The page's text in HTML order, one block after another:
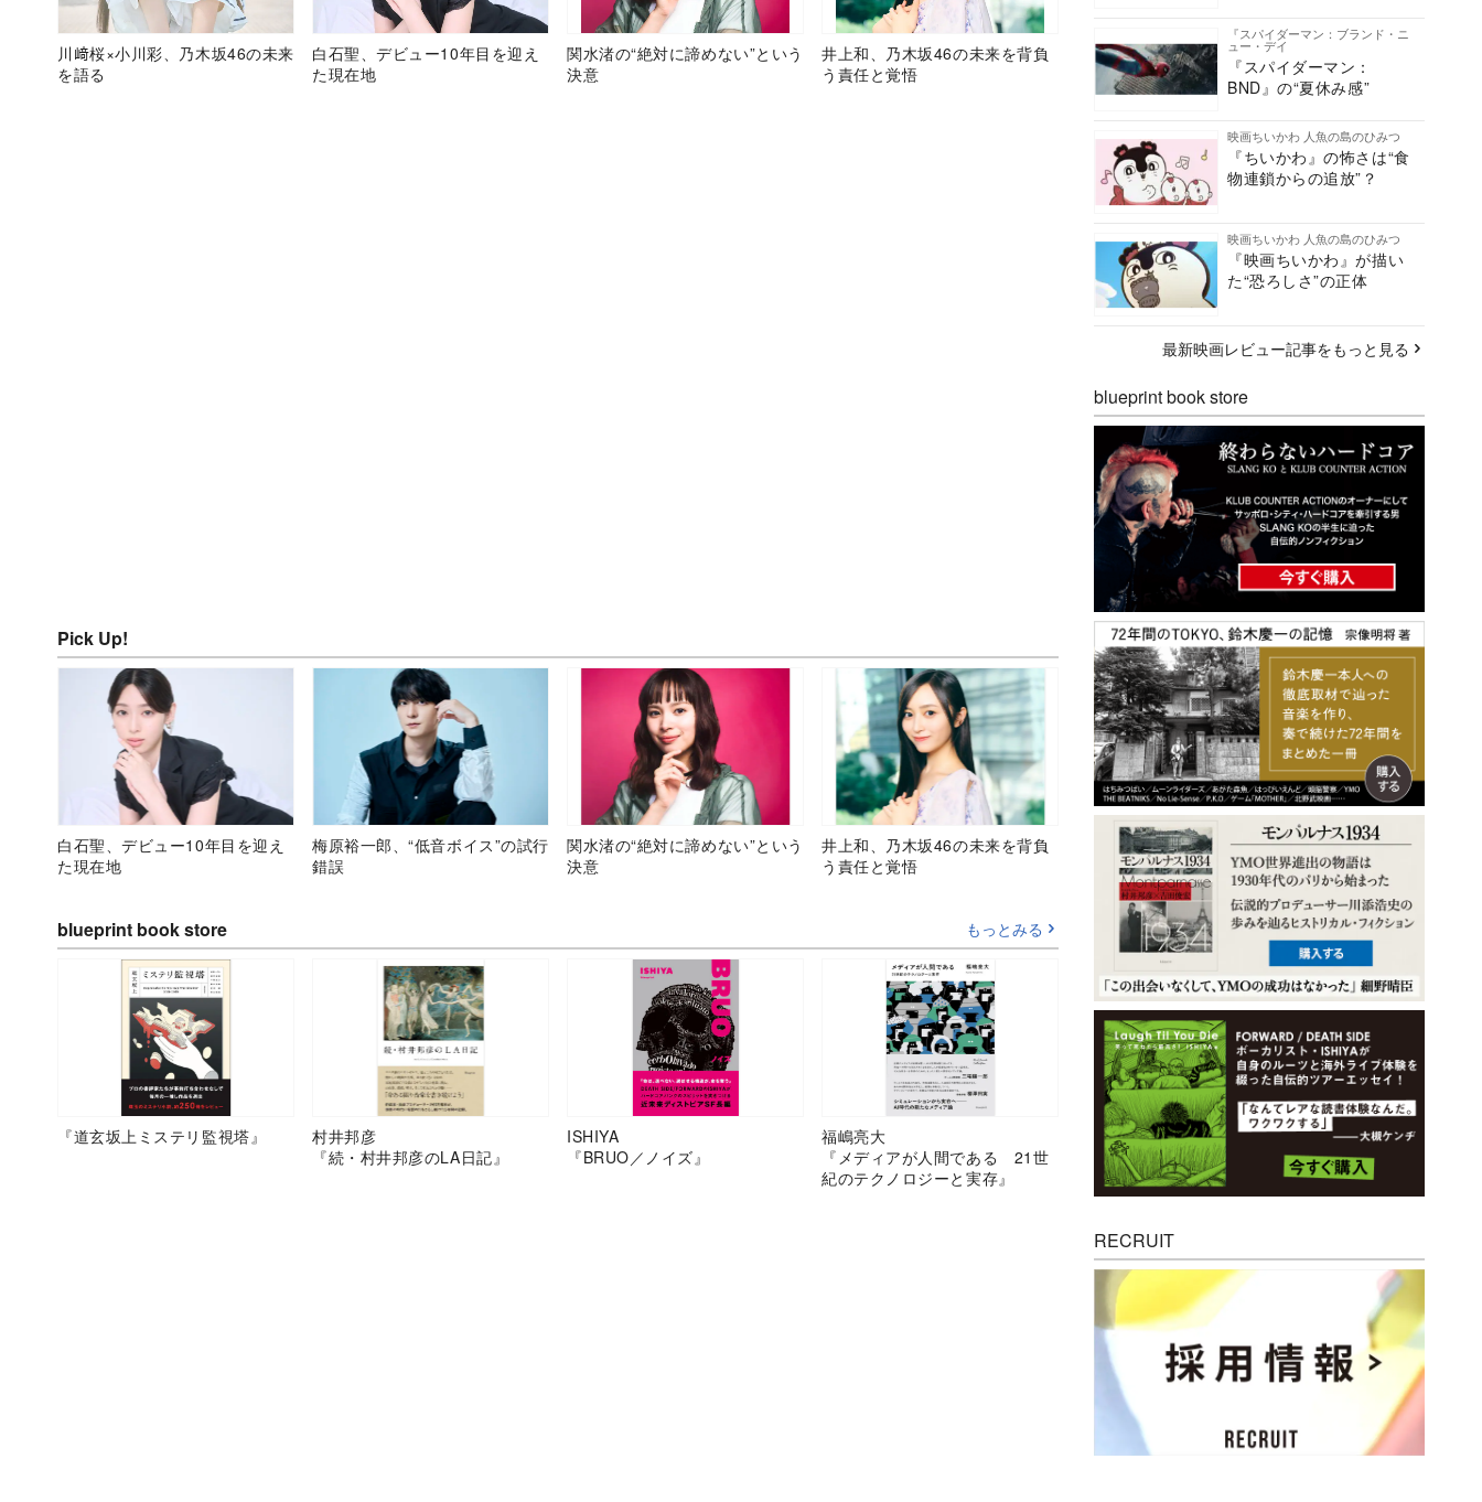
川﨑桜×小川彩、乃木坂46の未来
を語る
白石聖、デビュー10年目を迎え
た現在地
関水渚の“絶対に諦めない”という
決意
井上和、乃木坂46の未来を背負
う責任と覚悟
Pick Up!
白石聖、デビュー10年目を迎え
た現在地
梅原裕一郎、“低音ボイス”の試行
錯誤
関水渚の“絶対に諦めない”という
決意
井上和、乃木坂46の未来を背負
う責任と覚悟
blueprint book store もっとみる
『道玄坂上ミステリ監視塔』
村井邦彦
『続・村井邦彦のLA日記』
ISHIYA
『BRUO／ノイズ』
福嶋亮大
『メディアが人間である 21世
紀のテクノロジーと実存』
『スパイダーマン：ブランド・ニ
ュー・デイ
『スパイダーマン：
BND』の“夏休み感”
映画ちいかわ 人魚の島のひみつ
『ちいかわ』の怖さは“食
物連鎖からの追放”？
映画ちいかわ 人魚の島のひみつ
『映画ちいかわ』が描い
た“恐ろしさ”の正体
最新映画レビュー記事をもっと見る
blueprint book store
RECRUIT